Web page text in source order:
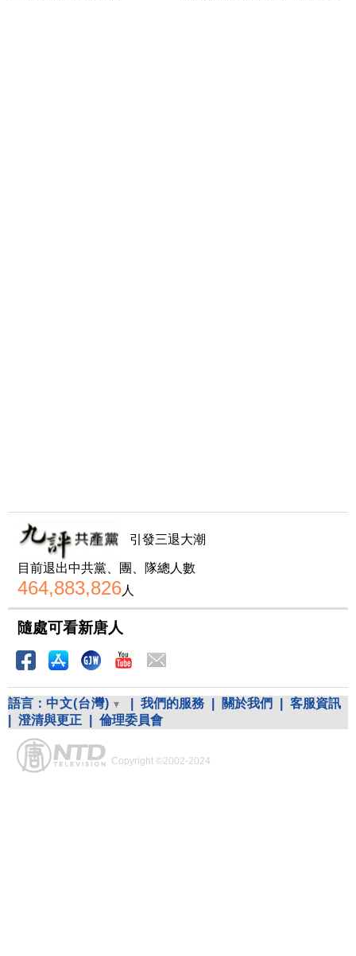
引發三退大潮
目前退出中共黨、團、隊總人數
464,883,826人
隨處可看新唐人
語言： 中文(台灣) 我們的服務 關於我們
客服資訊
澄清與更正 倫理委員會
Copyright ©2002-2024